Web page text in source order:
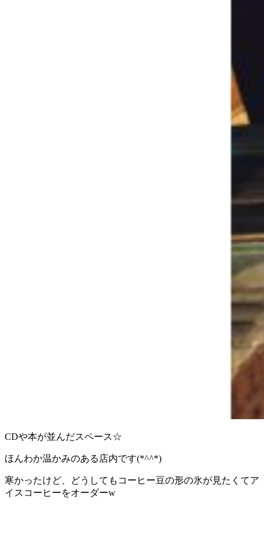
CDや本が並んだスペース☆
ほんわか温かみのある店内です(*^^*)
寒かったけど、どうしてもコーヒー豆の形の氷が見たくてア
イスコーヒーをオーダーw